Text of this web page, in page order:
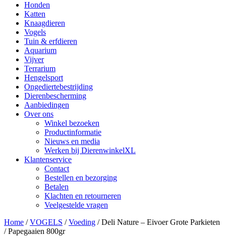
Honden
Katten
Knaagdieren
Vogels
Tuin & erfdieren
Aquarium
Vijver
Terrarium
Hengelsport
Ongediertebestrijding
Dierenbescherming
Aanbiedingen
Over ons
Winkel bezoeken
Productinformatie
Nieuws en media
Werken bij DierenwinkelXL
Klantenservice
Contact
Bestellen en bezorging
Betalen
Klachten en retourneren
Veelgestelde vragen
Home /VOGELS /Voeding / Deli Nature – Eivoer Grote Parkieten
/ Papegaaien 800gr